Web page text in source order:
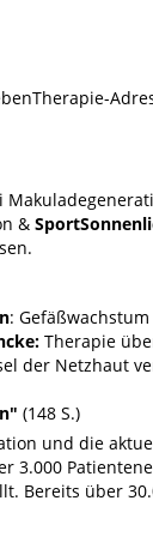
Therapie-
& Sport
:
Therapie
der Netzhaut
(148 S.)
und die
3.000
Bereits über